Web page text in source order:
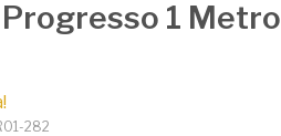
1 Metro
282